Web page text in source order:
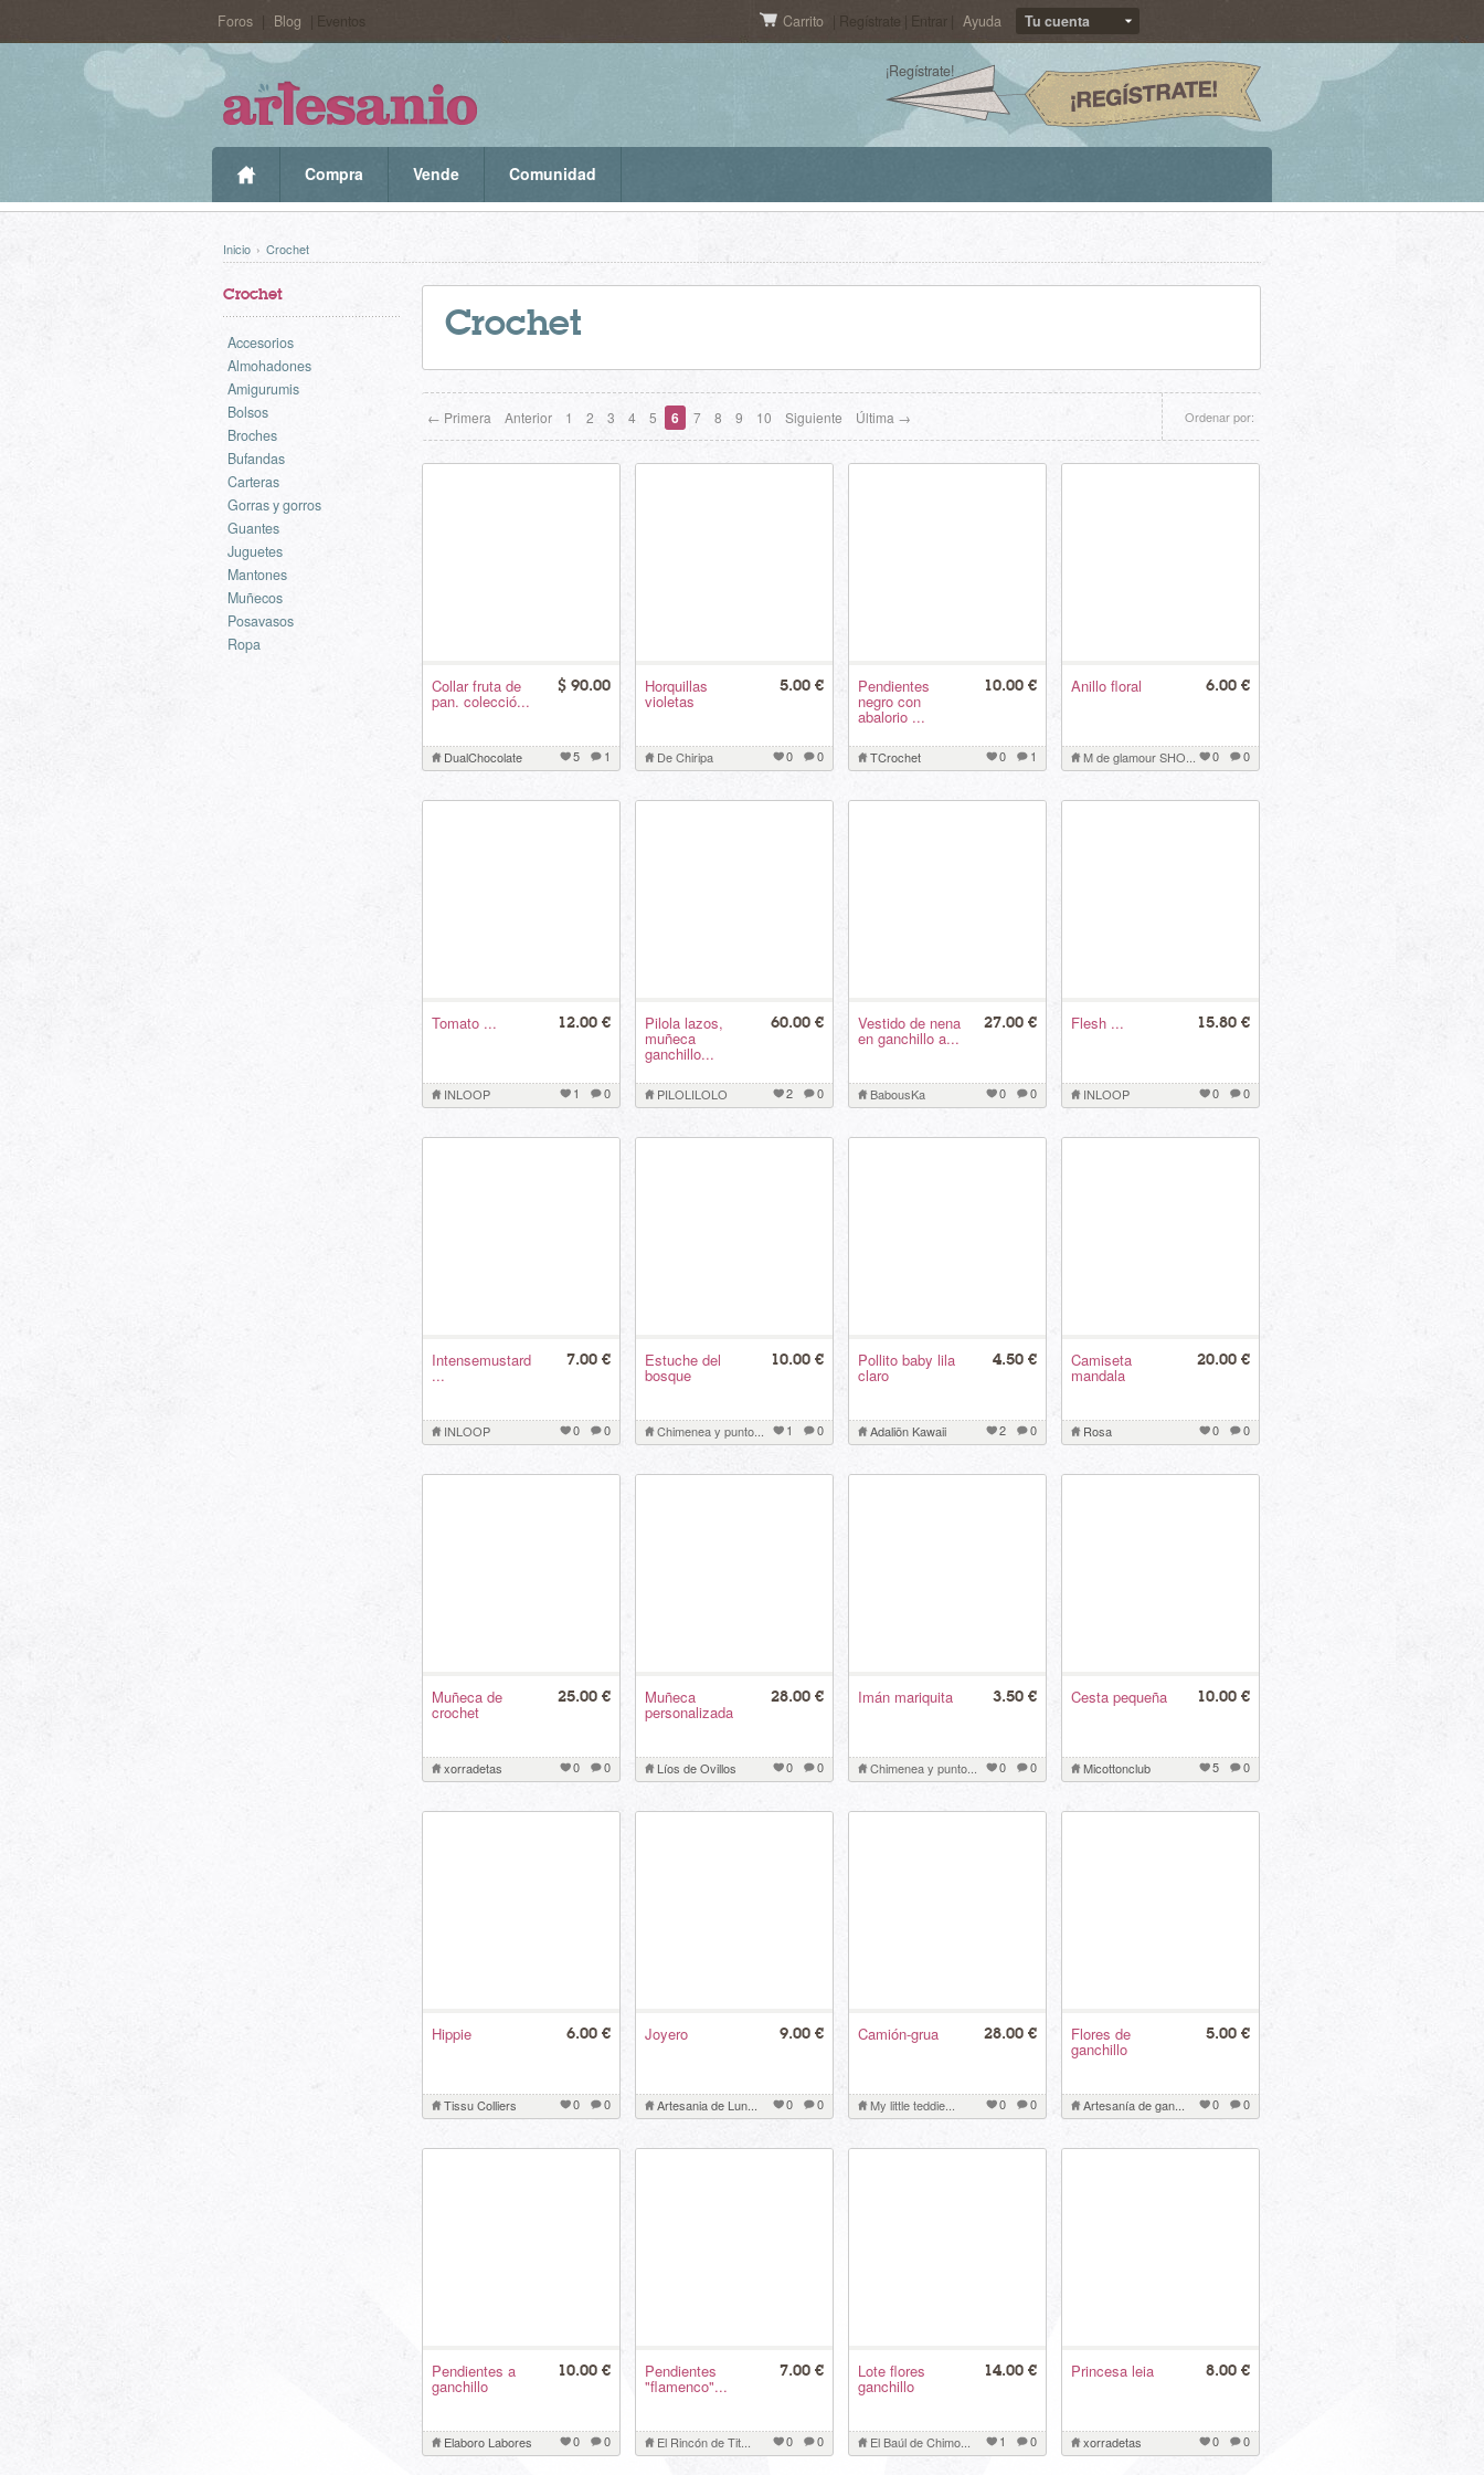
Tu cuenta
Foros Blog | Eventos Carrito | Regístrate | Entrar | Ayuda
¡Regístrate!
Compra Vende Comunidad
Inicio › Crochet
Crochet
Accesorios
Almohadones
Amigurumis
Bolsos
Broches
Bufandas
Carteras
Gorras y gorros
Guantes
Juguetes
Mantones
Muñecos
Posavasos
Ropa
Crochet
← Primera Anterior 1 2 3 4 5 6 7 8 9 10 Siguiente Última → Ordenar por:
Collar fruta de
pan. colecció...
$ 90.00
DualChocolate 5 1
Horquillas
violetas
5.00 €
De Chiripa 0 0
Pendientes
negro con
abalorio ...
10.00 €
TCrochet 0 1
Anillo floral 6.00 €
M de glamour SHO... 0 0
Tomato ... 12.00 €
INLOOP 1 0
Pilola lazos,
muñeca
ganchillo...
60.00 €
PILOLILOLO 2 0
Vestido de nena
en ganchillo a...
27.00 €
BabousKa 0 0
Flesh ... 15.80 €
INLOOP 0 0
Intensemustard
...
7.00 €
INLOOP 0 0
Estuche del
bosque
10.00 €
Chimenea y punto... 1 0
Pollito baby lila
claro
4.50 €
Adaliön Kawaii 2 0
Camiseta
mandala
20.00 €
Rosa 0 0
Muñeca de
crochet
25.00 €
xorradetas 0 0
Muñeca
personalizada
28.00 €
Líos de Ovillos 0 0
Imán mariquita 3.50 €
Chimenea y punto... 0 0
Cesta pequeña 10.00 €
Micottonclub 5 0
Hippie 6.00 €
Tissu Colliers 0 0
Joyero 9.00 €
Artesania de Lun... 0 0
Camión-grua 28.00 €
My little teddie... 0 0
Flores de
ganchillo
5.00 €
Artesanía de gan... 0 0
Pendientes a
ganchillo
10.00 €
Elaboro Labores 0 0
Pendientes
"flamenco"...
7.00 €
El Rincón de Tit... 0 0
Lote flores
ganchillo
14.00 €
El Baúl de Chimo... 1 0
Princesa leia 8.00 €
xorradetas 0 0